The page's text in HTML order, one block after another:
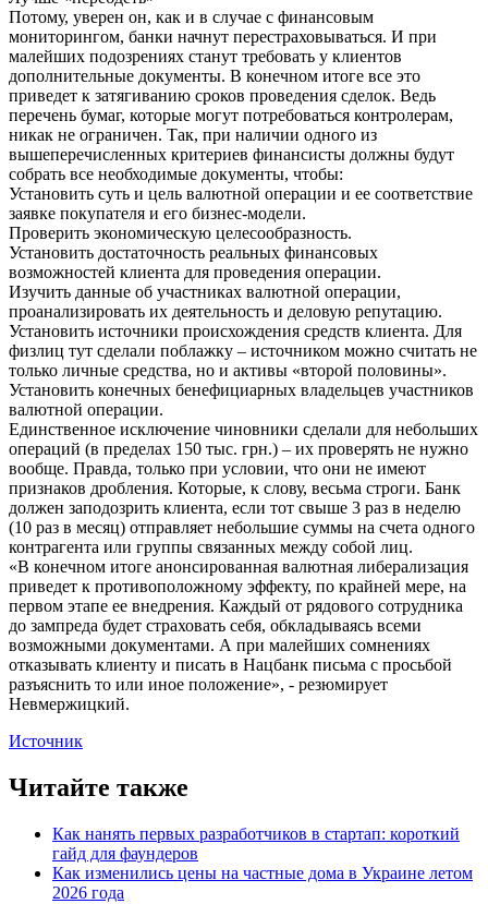
Потому, уверен он, как и в случае с финансовым
мониторингом, банки начнут перестраховываться. И при
малейших подозрениях станут требовать у клиентов
дополнительные документы. В конечном итоге все это
приведет к затягиванию сроков проведения сделок. Ведь
перечень бумаг, которые могут потребоваться контролерам,
никак не ограничен. Так, при наличии одного из
вышеперечисленных критериев финансисты должны будут
собрать все необходимые документы, чтобы:
Установить суть и цель валютной операции и ее соответствие
заявке покупателя и его бизнес-модели.
Проверить экономическую целесообразность.
Установить достаточность реальных финансовых
возможностей клиента для проведения операции.
Изучить данные об участниках валютной операции,
проанализировать их деятельность и деловую репутацию.
Установить источники происхождения средств клиента. Для
физлиц тут сделали поблажку – источником можно считать не
только личные средства, но и активы «второй половины».
Установить конечных бенефициарных владельцев участников
валютной операции.
Единственное исключение чиновники сделали для небольших
операций (в пределах 150 тыс. грн.) – их проверять не нужно
вообще. Правда, только при условии, что они не имеют
признаков дробления. Которые, к слову, весьма строги. Банк
должен заподозрить клиента, если тот свыше 3 раз в неделю
(10 раз в месяц) отправляет небольшие суммы на счета одного
контрагента или группы связанных между собой лиц.
«В конечном итоге анонсированная валютная либерализация
приведет к противоположному эффекту, по крайней мере, на
первом этапе ее внедрения. Каждый от рядового сотрудника
до зампреда будет страховать себя, обкладываясь всеми
возможными документами. А при малейших сомнениях
отказывать клиенту и писать в Нацбанк письма с просьбой
разъяснить то или иное положение», - резюмирует
Невмержицкий.
Источник
Читайте также
Как нанять первых разработчиков в стартап: короткий
гайд для фаундеров
Как изменились цены на частные дома в Украине летом
2026 года